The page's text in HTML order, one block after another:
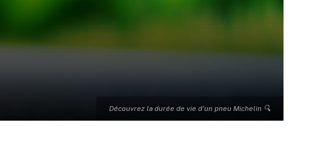
Découvrez la durée de vie d'un pneu Michelin 🔍